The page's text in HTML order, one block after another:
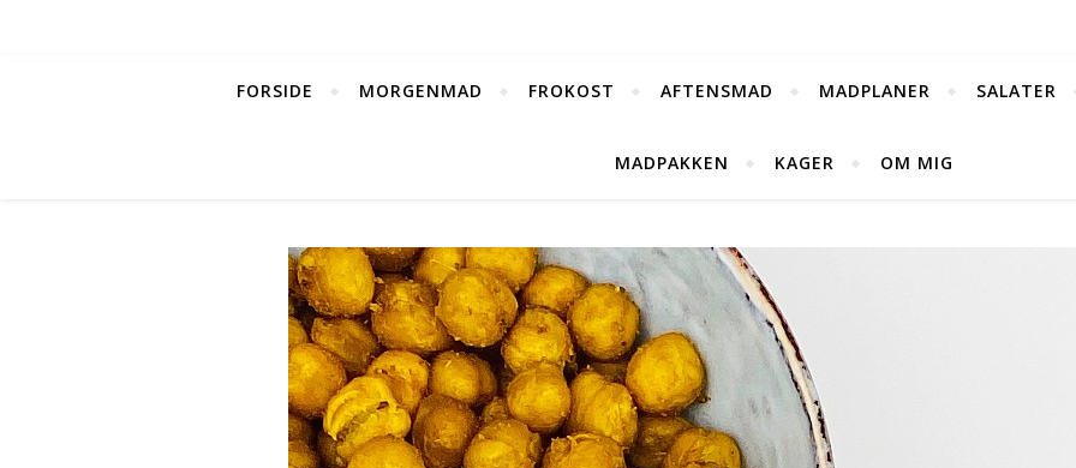
FORSIDE MORGENMAD FROKOST AFTENSMAD MADPLANER SALATER
MADPAKKEN KAGER OM MIG